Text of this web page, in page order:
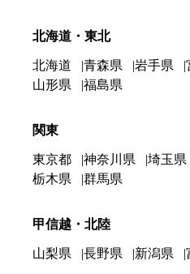
北海道・東北
北海道 青森県 岩手県
山形県
福島県
関東
東京都 神奈川県 埼玉県
栃木県
群馬県
甲信越・北陸
山梨県 長野県 新潟県